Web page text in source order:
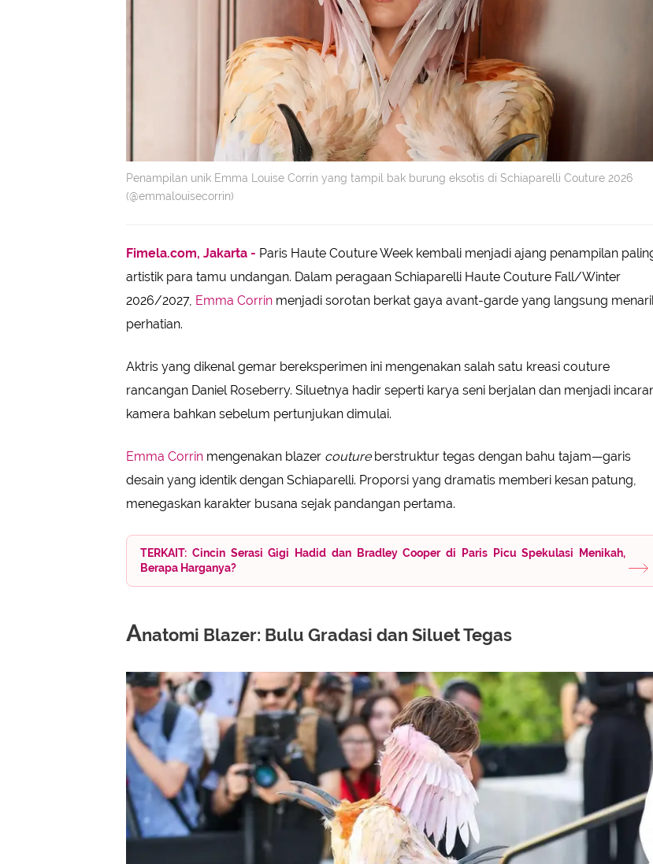
Penampilan unik Emma Louise Corrin yang tampil bak burung eksotis di Schiaparelli Couture 2026
(@emmalouisecorrin)
Fimela.com, Jakarta - Paris Haute Couture Week kembali menjadi ajang penampilan
artistik para tamu undangan. Dalam peragaan Schiaparelli Haute Couture Fall/Winter
2026/2027, Emma Corrin menjadi sorotan berkat gaya avant-garde yang langsung
perhatian.
Aktris yang dikenal gemar bereksperimen ini mengenakan salah satu kreasi couture
rancangan Daniel Roseberry. Siluetnya hadir seperti karya seni berjalan dan menjadi
kamera bahkan sebelum pertunjukan dimulai.
Emma Corrin mengenakan blazer coutureberstruktur tegas dengan bahu tajam—garis
desain yang identik dengan Schiaparelli. Proporsi yang dramatis memberi kesan patung,
menegaskan karakter busana sejak pandangan pertama.
TERKAIT: Cincin Serasi Gigi Hadid dan Bradley Cooper di Paris Picu Spekulasi Menikah,
Berapa Harganya?
Anatomi Blazer: Bulu Gradasi dan Siluet Tegas